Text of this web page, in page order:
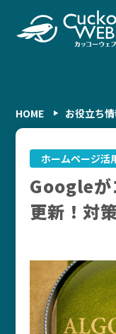
HOME お役立ち
ホームページ活
Googleが
更新！対